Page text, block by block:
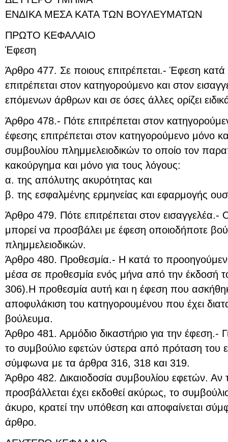
ΕΝΔΙΚΑ ΜΕΣΑ ΚΑΤΑ ΤΩΝ ΒΟΥΛΕΥΜΑΤΩΝ
ΠΡΩΤΟ ΚΕΦΑΛΑΙΟ
Έφεση
Άρθρο 477. Σε ποιους επιτρέπεται.- Έφεση
επιτρέπεται στον κατηγορούμενο και στον
επόμενων άρθρων και σε όσες άλλες ορίζει
Άρθρο 478.- Πότε επιτρέπεται στον
έφεσης επιτρέπεται στον κατηγορούμενο μόνο
συμβουλίου πλημμελειοδικών το οποίο τον
κακούργημα και μόνο για τους λόγους:
α. της απόλυτης ακυρότητας και
β. της εσφαλμένης ερμηνείας και εφαρμογής
Άρθρο 479. Πότε επιτρέπεται στον εισαγγελέα.-
μπορεί να προσβάλει με έφεση οποιοδήποτε
πλημμελειοδικών.
Άρθρο 480. Προθεσμία.- Η κατά το
μέσα σε προθεσμία ενός μήνα από την έκδοσή
306).Η προθεσμία αυτή και η έφεση που
αποφυλάκιση του κατηγορουμένου που έχει
βούλευμα.
Άρθρο 481. Αρμόδιο δικαστήριο για την έφεση.-
το συμβούλιο εφετών ύστερα από πρόταση του
σύμφωνα με τα άρθρα 316, 318 και 319.
Άρθρο 482. Δικαιοδοσία συμβουλίου εφετών.
προσβάλλεται έχει εκδοθεί ακύρως, το
άκυρο, κρατεί την υπόθεση και αποφαίνεται
άρθρο.